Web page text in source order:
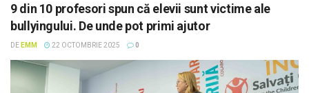
9 din 10 profesori spun că elevii sunt victime ale
bullyingului. De unde pot primi ajutor
DE EMM 22 OCTOMBRIE 2025 0